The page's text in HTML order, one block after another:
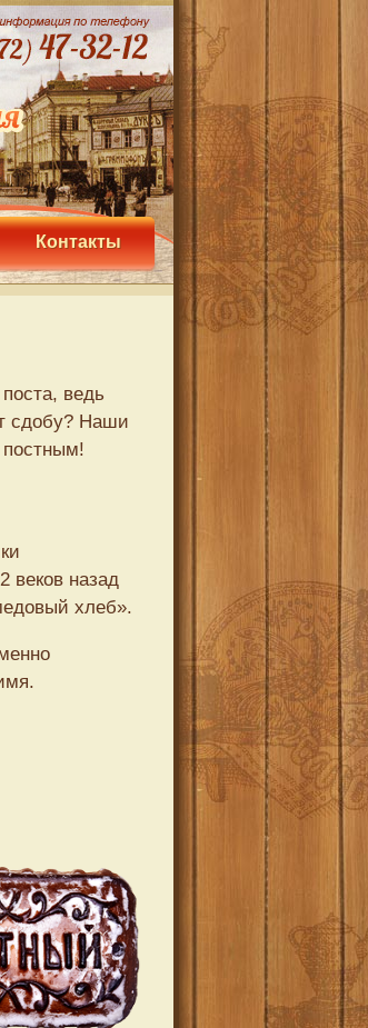
Контакты
ведь
сдобу? Наши
постным!
веков назад
хлеб».